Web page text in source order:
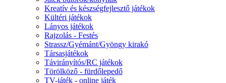
Kreatív és készségfejlesztő játékok
Kültéri játékok
Lányos játékok
Rajzolás - Festés
Strassz/Gyémánt/Gyöngy kirakó
Társasjátékok
Távirányítós/RC játékok
Törölköző - fürdőlepedő
TV-játék - online játék